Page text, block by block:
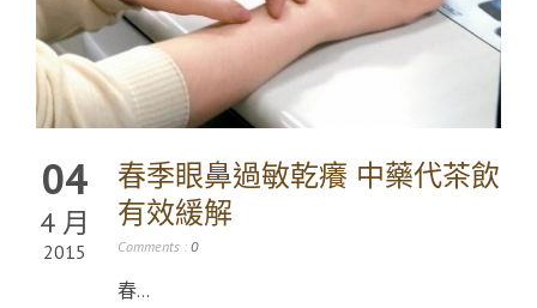
04
4 月
2015
春季眼鼻過敏乾癢 中藥代茶飲
有效緩解
Comments : 0
春...